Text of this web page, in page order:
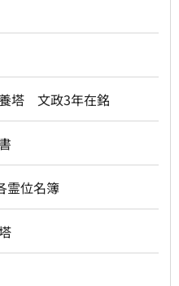
塔 文政3年在銘
霊位名簿